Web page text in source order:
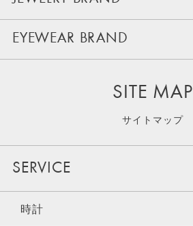
EYEWEAR BRAND
SITE MAP
サイトマップ
SERVICE
時計